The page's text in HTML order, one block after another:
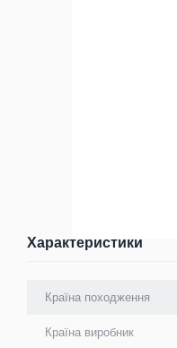
Характеристики
Країна походження
Країна виробник